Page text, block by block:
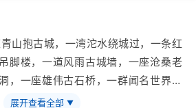
山抱古城，一湾沱水绕城过，一条红
脚楼，一道风雨古城墙，一座沧桑老
，一座雄伟古石桥，一群闻名世界的
极致，走进中国最美小镇——凤凰古
展开查看全部 ▼